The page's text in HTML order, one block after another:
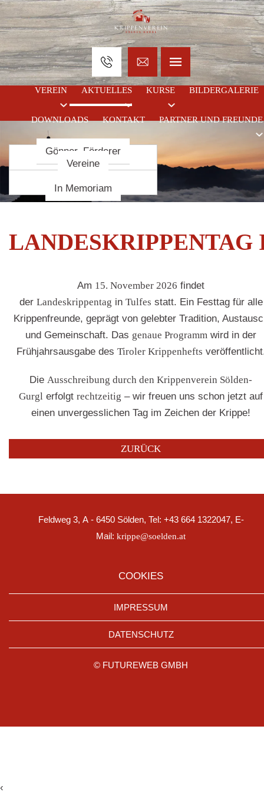
VEREIN
Chronik
Statuten
In Memoriam
AKTUELLES
Termine
KURSE
Krippenbaukurse
Krippenbaumeister
BILDERGALERIE
DOWNLOADS KONTAKT PARTNER UND FREUNDE
Gönner, Förderer
Vereine
LANDESKRIPPENTAG
Am 15. November 2026 findet
der Landeskrippentag in Tulfes statt. Ein Festtag für alle
Krippenfreunde, geprägt von gelebter Tradition,
und Gemeinschaft. Das genaue Programm wird in der
Frühjahrsausgabe des Tiroler Krippenhefts
Die Ausschreibung durch den Krippenverein Sölden-
Gurgl erfolgt rechtzeitig – wir freuen uns schon jetzt auf
einen unvergesslichen Tag im Zeichen der Krippe!
ZURÜCK
Feldweg 3, A - 6450 Sölden, Tel: +43 664 1322047, E-
Mail: krippe@soelden.at
COOKIES
IMPRESSUM
DATENSCHUTZ
© FUTUREWEB GMBH
‹